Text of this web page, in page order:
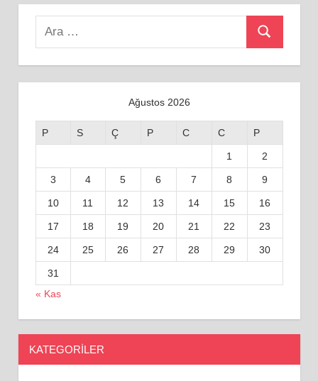
Search
Ara
Ağustos 2026
P S Ç P C C P
1 2
3 4 5 6 7 8 9
10 11 12 13 14 15 16
17 18 19 20 21 22 23
24 25 26 27 28 29 30
31
« Kas
KATEGORILER